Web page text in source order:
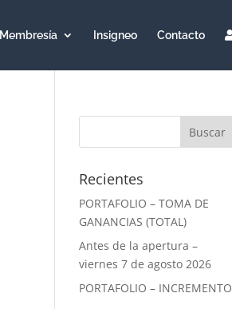
Membresía Insigneo Contacto
Recientes
PORTAFOLIO – TOMA DE
GANANCIAS (TOTAL)
Antes de la apertura –
viernes 7 de agosto 2026
PORTAFOLIO – INCREMENTO